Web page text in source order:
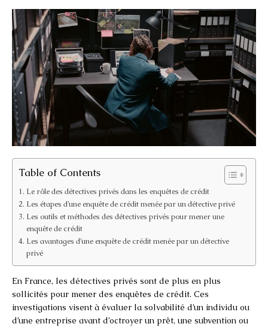
Table of Contents
Le rôle des détectives privés dans les enquêtes de crédit
Les étapes d’une enquête de crédit menée par un détective privé
Les outils et méthodes des détectives privés pour mener une
enquête de crédit
Les avantages d’une enquête de crédit menée par un détective
privé
En France, les détectives privés sont de plus en plus
sollicités pour mener des enquêtes de crédit. Ces
investigations visent à évaluer la solvabilité d’un individu ou
d’une entreprise avant d’octroyer un prêt, une subvention ou